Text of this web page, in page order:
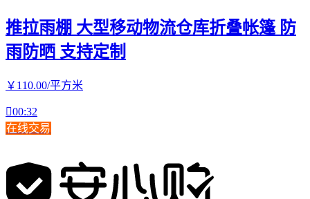
推拉雨棚 大型移动物流仓库折叠帐篷 防
雨防晒 支持定制
￥ 110.00/平方米
00:32
在线交易